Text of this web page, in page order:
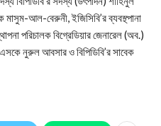
মাসুম-আল-বেরুনী, ইজিসিবি’র ব্যবস্থ্পানা
পরিচালক বিগ্রেডিয়ার জেনারেল (অব.)
নুরুল আবসার ও বিপিডিবি’র সাবেক